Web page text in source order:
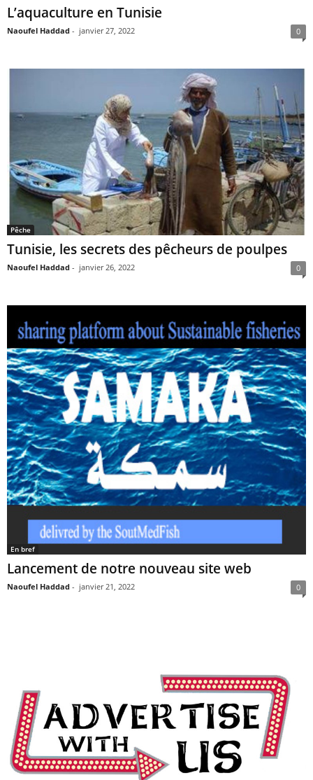
L’aquaculture en Tunisie
Naoufel Haddad - janvier 27, 2022 0
Pêche
Tunisie, les secrets des pêcheurs de poulpes
Naoufel Haddad - janvier 26, 2022 0
En bref
Lancement de notre nouveau site web
Naoufel Haddad - janvier 21, 2022 0